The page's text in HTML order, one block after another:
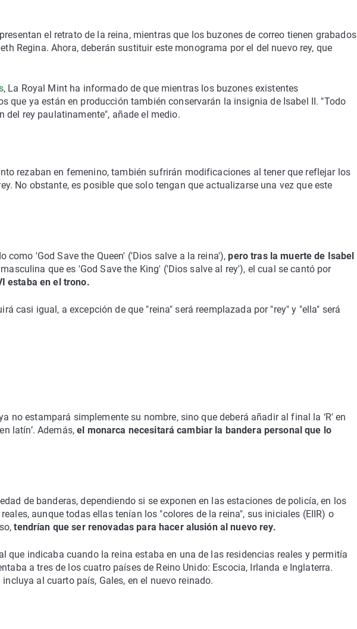
el retrato de la reina, mientras que los buzones de correo tienen grabados
Regina. Ahora, deberán sustituir este monograma por el del nuevo rey, que
, La Royal Mint ha informado de que mientras los buzones existentes
que ya están en producción también conservarán la insignia de Isabel II. "Todo
del rey paulatinamente", añade el medio.
rezaban en femenino, también sufrirán modificaciones al tener que reflejar los
No obstante, es posible que solo tengan que actualizarse una vez que este
como 'God Save the Queen' ('Dios salve a la reina'),pero tras la muerte de Isabel
que es 'God Save the King' ('Dios salve al rey'), el cual se cantó por
estaba en el trono.
casi igual, a excepción de que "reina" será reemplazada por "rey" y "ella" será
no estampará simplemente su nombre, sino que deberá añadir al final la ‘R' en
latín’. Además,el monarca necesitará cambiar la bandera personal que lo
de banderas, dependiendo si se exponen en las estaciones de policía, en los
aunque todas ellas tenían los "colores de la reina", sus iniciales (EIIR) o
tendrían que ser renovadas para hacer alusión al nuevo rey.
que indicaba cuando la reina estaba en una de las residencias reales y permitía
a tres de los cuatro países de Reino Unido: Escocia, Irlanda e Inglaterra.
al cuarto país, Gales, en el nuevo reinado.